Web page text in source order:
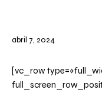
abril 7, 2024
[vc_row